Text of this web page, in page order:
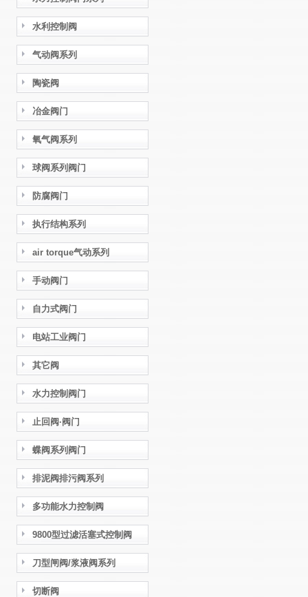
水利控制阀
气动阀系列
陶瓷阀
冶金阀门
氧气阀系列
球阀系列阀门
防腐阀门
执行结构系列
air torque气动系列
手动阀门
自力式阀门
电站工业阀门
其它阀
水力控制阀门
止回阀·阀门
蝶阀系列阀门
排泥阀排污阀系列
多功能水力控制阀
9800型过滤活塞式控制阀
刀型闸阀/浆液阀系列
切断阀